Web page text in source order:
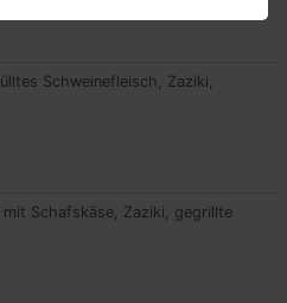
Schweinefleisch, Zaziki,
Schafskäse, Zaziki, gegrillte